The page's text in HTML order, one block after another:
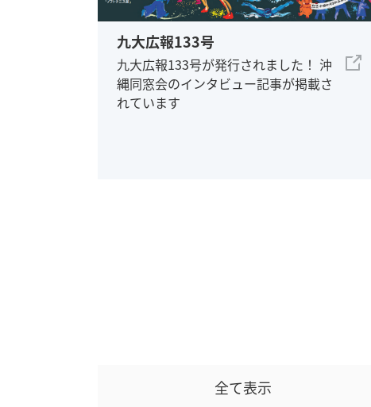
九大広報133号
九大広報133号が発行されました！ 沖
縄同窓会のインタビュー記事が掲載さ
れています
全て表示